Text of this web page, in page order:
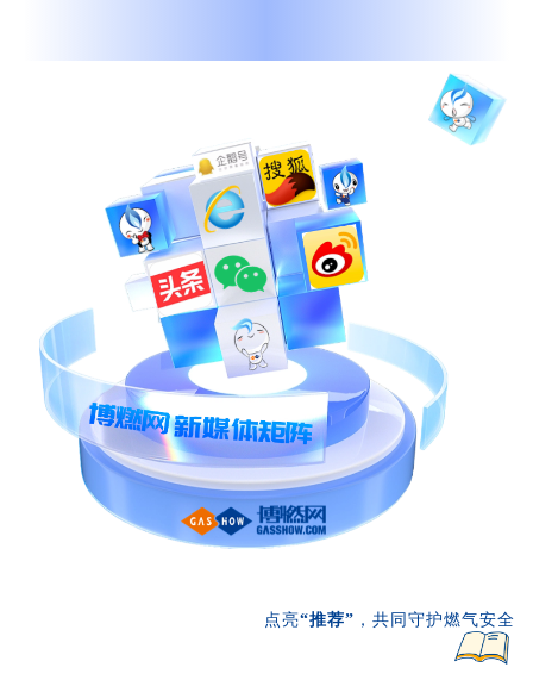
点亮“推荐” ，共同守护燃气安全